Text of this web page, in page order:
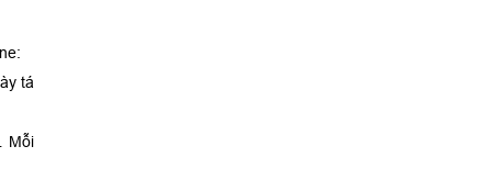
tá
Mỗi